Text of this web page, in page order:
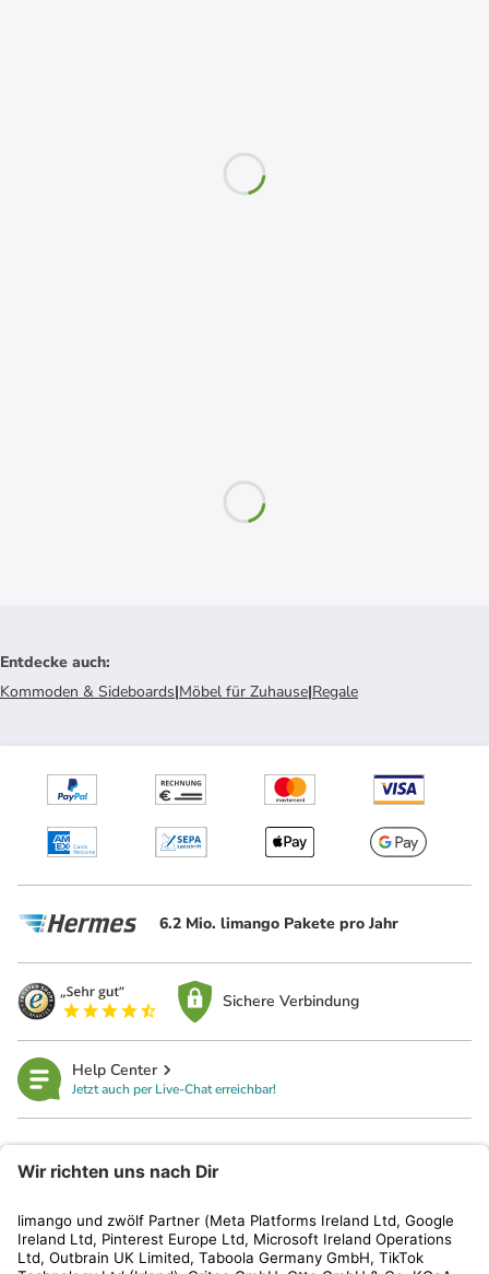
Entdecke auch:
Kommoden & Sideboards|Möbel für Zuhause|Regale
6.2 Mio. limango Pakete pro Jahr
Sichere Verbindung
Help Center
Jetzt auch per Live-Chat erreichbar!
Kundenservice